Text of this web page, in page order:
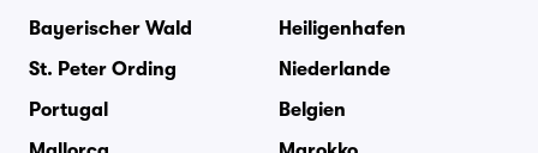
Bayerischer Wald
Heiligenhafen
St. Peter Ording
Niederlande
Portugal
Belgien